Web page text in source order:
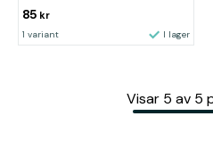
85 kr
1 variant I lager
Visar 5 av 5